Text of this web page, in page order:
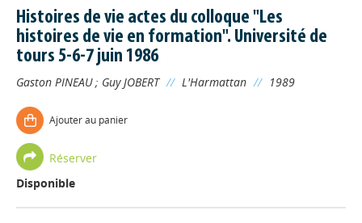
Histoires de vie actes du colloque "Les
histoires de vie en formation". Université de
tours 5-6-7 juin 1986
Gaston PINEAU; Guy JOBERT // L'Harmattan // 1989
Ajouter au panier
Réserver
Disponible